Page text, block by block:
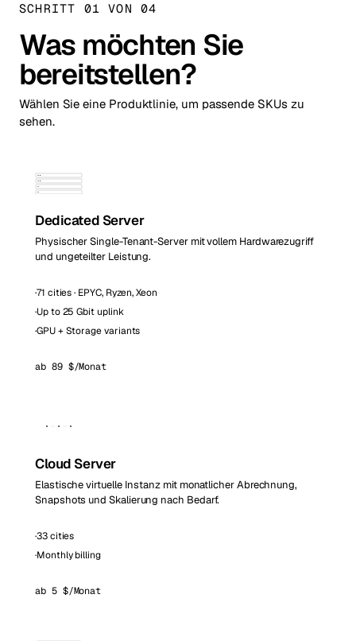
SCHRITT 01 VON 04
Was möchten Sie
bereitstellen?
Wählen Sie eine Produktlinie, um passende SKUs zu
sehen.
Dedicated Server
Physischer Single-Tenant-Server mit vollem Hardwarezugriff
und ungeteilter Leistung.
·71 cities · EPYC, Ryzen, Xeon
·Up to 25 Gbit uplink
·GPU + Storage variants
ab 89 $/Monat
Cloud Server
Elastische virtuelle Instanz mit monatlicher Abrechnung,
Snapshots und Skalierung nach Bedarf.
·33 cities
·Monthly billing
ab 5 $/Monat